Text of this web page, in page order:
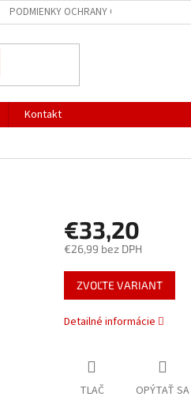
PODMIENKY OCHRANY OSOBNÝCH ÚDAJOV
Kontakt
€33,20
€26,99 bez DPH
Jednotková
cena:
ZVOĽTE VARIANT
Detailné informácie
TLAČ OPÝTAŤ SA